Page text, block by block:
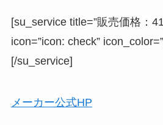
[su_service title=”販売価格：
icon=”icon: check”
[/su_service]
メーカー公式HP